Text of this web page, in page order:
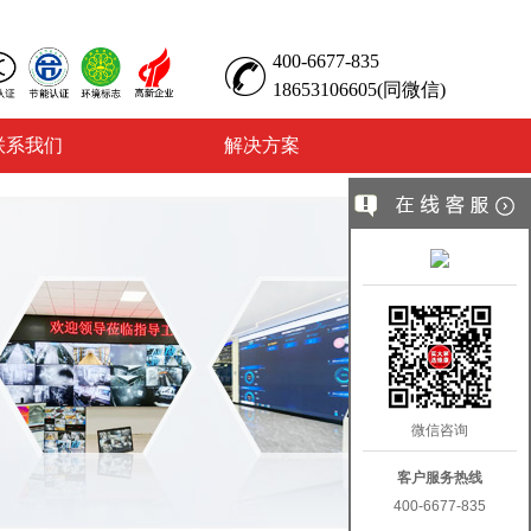
400-6677-835
18653106605(同微信)
系我们 解决方案
微信咨询
客户服务热线
400-6677-835